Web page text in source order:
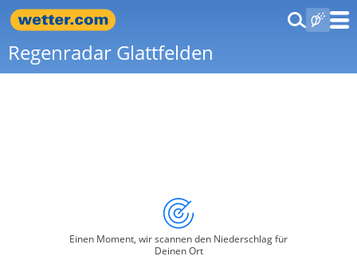
Regenradar Glattfelden
Einen Moment, wir scannen den Niederschlag für
Deinen Ort